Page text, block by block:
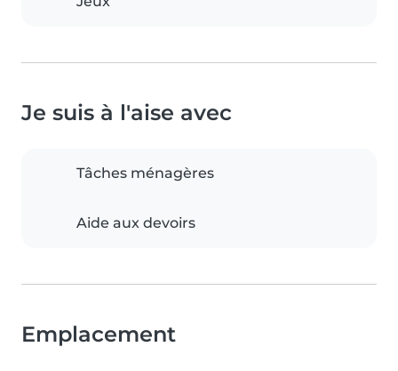
Je suis à l'aise avec
Tâches ménagères
Aide aux devoirs
Emplacement